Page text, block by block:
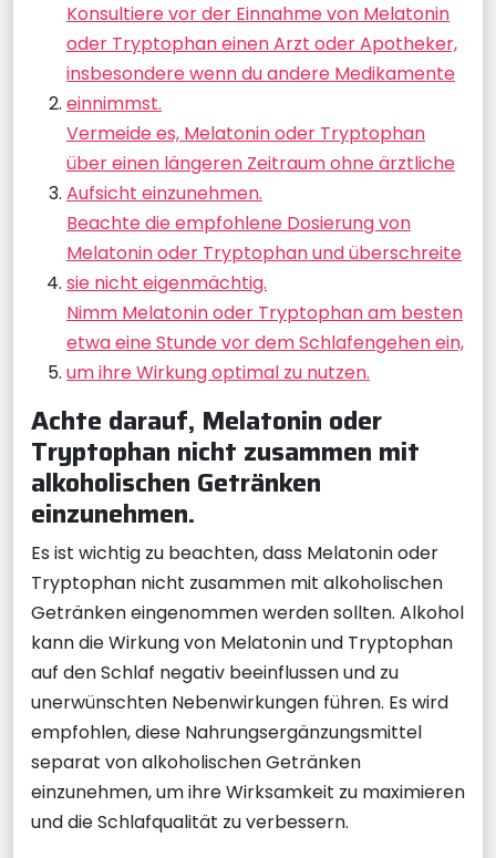
Konsultiere vor der Einnahme von Melatonin
oder Tryptophan einen Arzt oder Apotheker,
insbesondere wenn du andere Medikamente
einnimmst.
Vermeide es, Melatonin oder Tryptophan
über einen längeren Zeitraum ohne ärztliche
Aufsicht einzunehmen.
Beachte die empfohlene Dosierung von
Melatonin oder Tryptophan und überschreite
sie nicht eigenmächtig.
Nimm Melatonin oder Tryptophan am besten
etwa eine Stunde vor dem Schlafengehen ein,
um ihre Wirkung optimal zu nutzen.
Achte darauf, Melatonin oder
Tryptophan nicht zusammen mit
alkoholischen Getränken
einzunehmen.
Es ist wichtig zu beachten, dass Melatonin oder
Tryptophan nicht zusammen mit alkoholischen
Getränken eingenommen werden sollten. Alkohol
kann die Wirkung von Melatonin und Tryptophan
auf den Schlaf negativ beeinflussen und zu
unerwünschten Nebenwirkungen führen. Es wird
empfohlen, diese Nahrungsergänzungsmittel
separat von alkoholischen Getränken
einzunehmen, um ihre Wirksamkeit zu maximieren
und die Schlafqualität zu verbessern.